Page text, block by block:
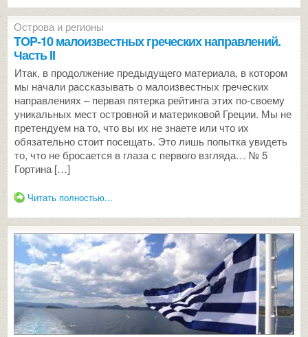
Острова и регионы
TOP-10 малоизвестных греческих направлений.
Часть II
Итак, в продолжение предыдущего материала, в котором
мы начали рассказывать о малоизвестных греческих
направлениях – первая пятерка рейтинга этих по-своему
уникальных мест островной и материковой Греции. Мы не
претендуем на то, что вы их не знаете или что их
обязательно стоит посещать. Это лишь попытка увидеть
то, что не бросается в глаза с первого взгляда… № 5
Гортина […]
Читать полностью...